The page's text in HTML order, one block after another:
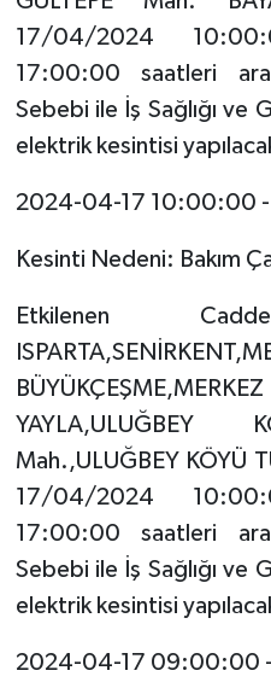
17/04/2024
17:00:00 saatleri
Sebebi ile İş Sağlığı ve
elektrik kesintisi
2024-04-17 10:00:00
Kesinti Nedeni: Bakım
Etkilenen
YAYLA,ULUĞBEY
Mah.,ULUĞBEY KÖYÜ
17/04/2024
17:00:00 saatleri
Sebebi ile İş Sağlığı ve
elektrik kesintisi
2024-04-17 09:00:00
Tarihi Yapılarımız
Teknoloji
Türkiye
Yerel
İletişim